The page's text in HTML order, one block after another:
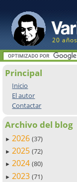
20
Principal
Inicio
El autor
Contactar
Archivo del blog
► 2026 (37)
► 2025 (72)
► 2024 (80)
► 2023 (71)